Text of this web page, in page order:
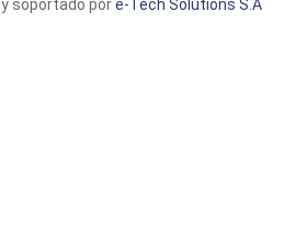
y soportado pore-Tech Solutions S.A